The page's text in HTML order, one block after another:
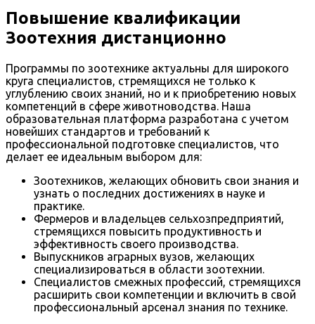
Повышение квалификации
Зоотехния дистанционно
Программы по зоотехнике актуальны для широкого
круга специалистов, стремящихся не только к
углублению своих знаний, но и к приобретению новых
компетенций в сфере животноводства. Наша
образовательная платформа разработана с учетом
новейших стандартов и требований к
профессиональной подготовке специалистов, что
делает ее идеальным выбором для:
Зоотехников, желающих обновить свои знания и
узнать о последних достижениях в науке и
практике.
Фермеров и владельцев сельхозпредприятий,
стремящихся повысить продуктивность и
эффективность своего производства.
Выпускников аграрных вузов, желающих
специализироваться в области зоотехнии.
Специалистов смежных профессий, стремящихся
расширить свои компетенции и включить в свой
профессиональный арсенал знания по технике.